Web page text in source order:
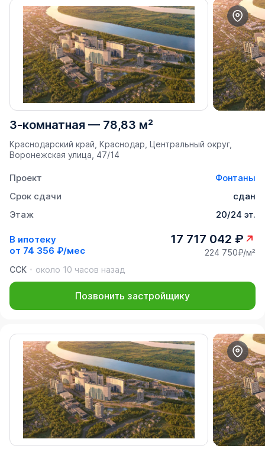
3-комнатная — 78,83 м²
Краснодарский край, Краснодар, Центральный округ,
Воронежская улица, 47/14
Проект
Фонтаны
Срок сдачи
сдан
Этаж
20/24 эт.
В ипотеку
от 74 356 ₽/мес
17 717 042 ₽
224 750₽/м²
ССК
около 10 часов назад
Позвонить застройщику